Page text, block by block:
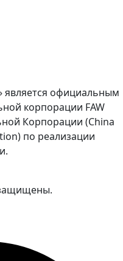
официальным
корпорации FAW
Корпорации (China
по реализации